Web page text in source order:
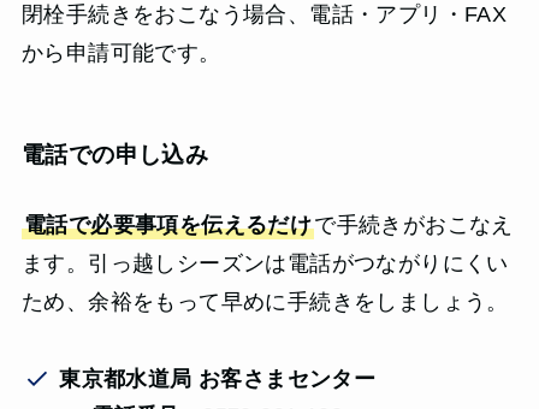
閉栓手続きをおこなう場合、電話・アプリ・FAX
から申請可能です。
電話での申し込み
電話で必要事項を伝えるだけで手続きがおこなえ
ます。引っ越しシーズンは電話がつながりにくい
ため、余裕をもって早めに手続きをしましょう。
東京都水道局 お客さまセンター